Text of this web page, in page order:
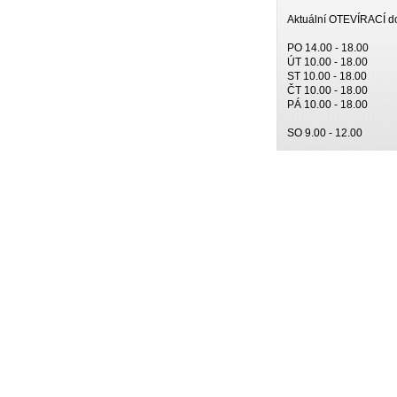
Aktuální OTEVÍRACÍ
PO 14.00 - 18.00
ÚT 10.00 - 18.00
ST 10.00 - 18.00
ČT 10.00 - 18.00
PÁ 10.00 - 18.00
SO 9.00 - 12.00